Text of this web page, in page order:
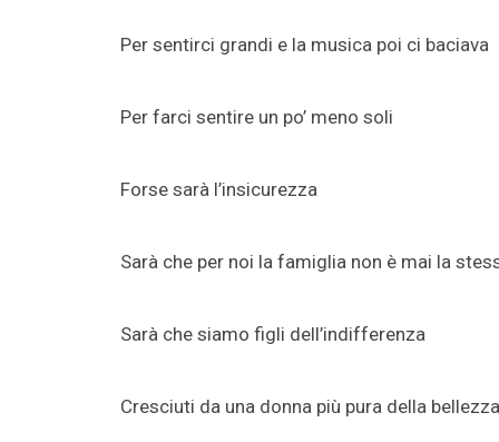
Per sentirci grandi e la musica poi ci baciava
Per farci sentire un po’ meno soli
Forse sarà l’insicurezza
Sarà che per noi la famiglia non è mai la
Sarà che siamo figli dell’indifferenza
Cresciuti da una donna più pura della bellezza